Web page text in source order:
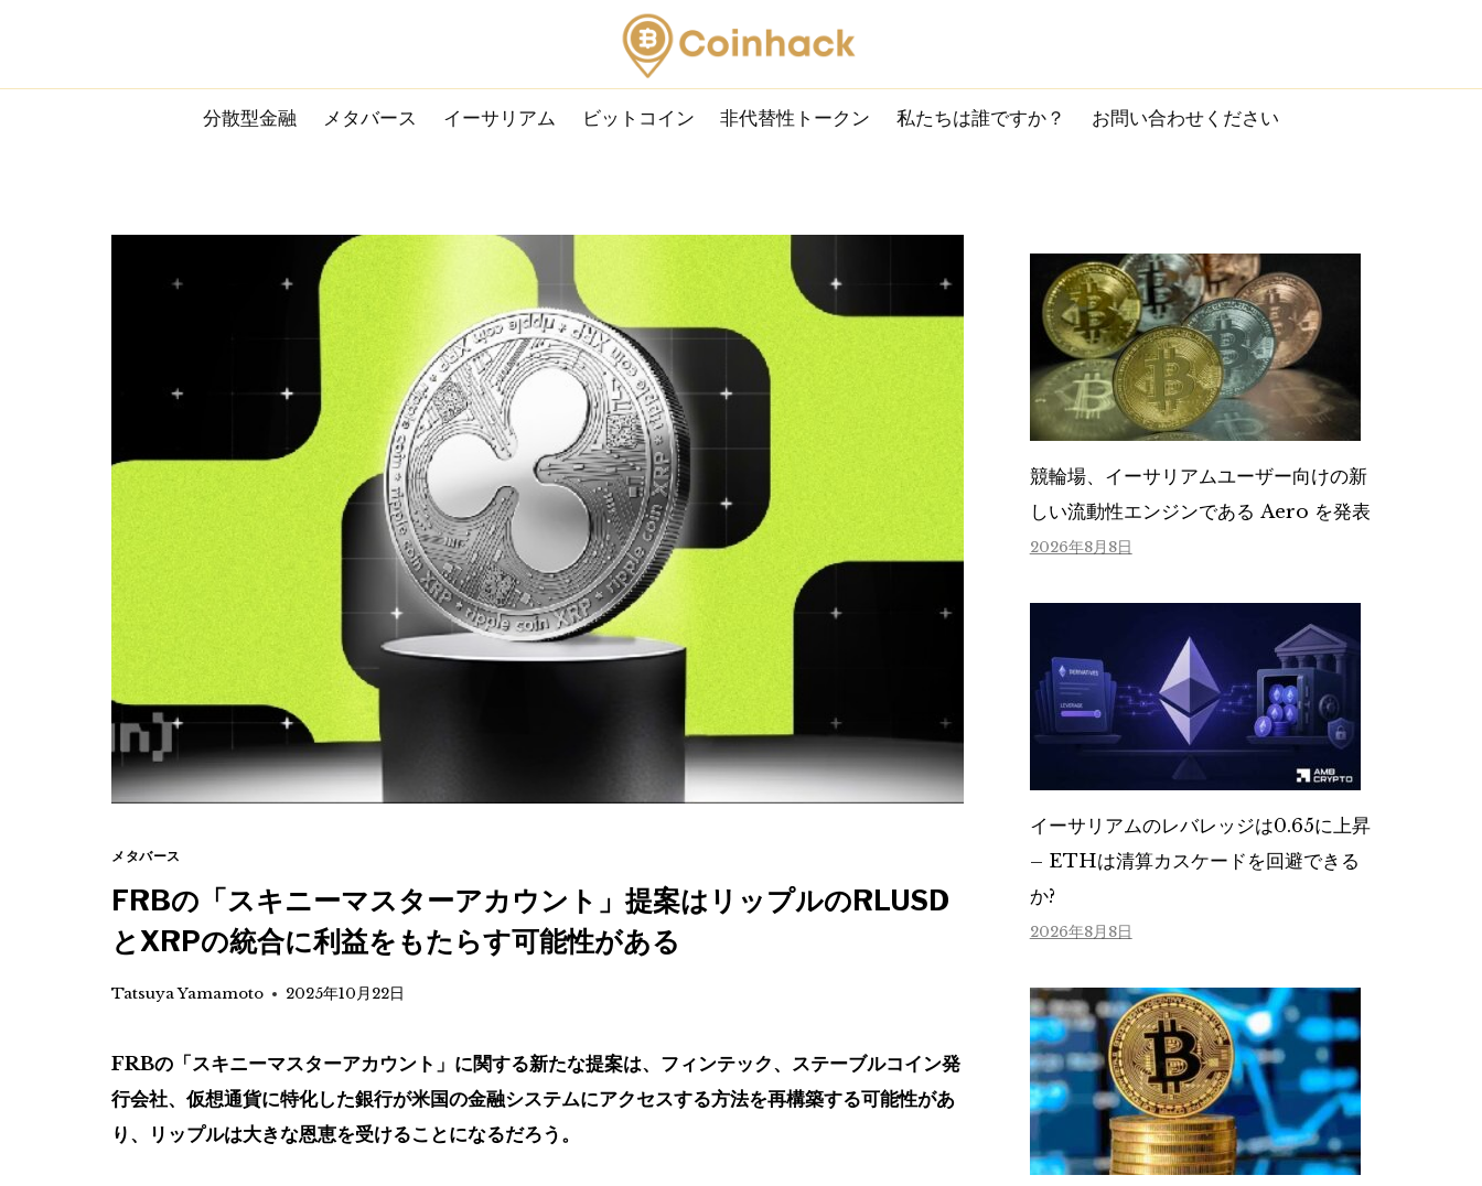
content
分散型金融 メタバース イーサリアム ビットコイン 非代替性トークン 私たちは誰ですか？ お問い合わせください
メタバース
FRBの「スキニーマスターアカウント」提案はリップルのRLUSD
とXRPの統合に利益をもたらす可能性がある
Tatsuya Yamamoto 2025年10月22日
FRBの「スキニーマスターアカウント」に関する新たな提案は、フィンテック、ステーブルコイン発
行会社、仮想通貨に特化した銀行が米国の金融システムにアクセスする方法を再構築する可能性があ
り、リップルは大きな恩恵を受けることになるだろう。
競輪場、イーサリアムユーザー向けの新
しい流動性エンジンである Aero を発表
2026年8月8日
イーサリアムのレバレッジは0.65に上昇
– ETHは清算カスケードを回避できる
か?
2026年8月8日